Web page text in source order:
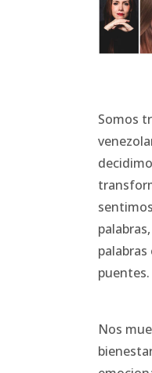
Somos
palabras
puentes.
Nos